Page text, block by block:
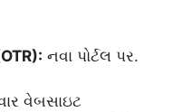
નવા પોર્ટલ પર.
વેબસાઇટ